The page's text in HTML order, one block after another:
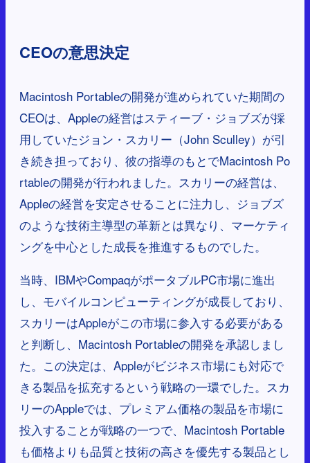
CEOの意思決定
Macintosh Portableの開発が進められていた期間の
CEOは、Appleの経営はスティーブ・ジョブズが採
用していたジョン・スカリー（John Sculley）が引
き続き担っており、彼の指導のもとでMacintosh Po
rtableの開発が行われました。スカリーの経営は、
Appleの経営を安定させることに注力し、ジョブズ
のような技術主導型の革新とは異なり、マーケティ
ングを中心とした成長を推進するものでした。
当時、IBMやCompaqがポータブルPC市場に進出
し、モバイルコンピューティングが成長しており、
スカリーはAppleがこの市場に参入する必要がある
と判断し、Macintosh Portableの開発を承認しまし
た。この決定は、Appleがビジネス市場にも対応で
きる製品を拡充するという戦略の一環でした。スカ
リーのAppleでは、プレミアム価格の製品を市場に
投入することが戦略の一つで、Macintosh Portable
も価格よりも品質と技術の高さを優先する製品とし